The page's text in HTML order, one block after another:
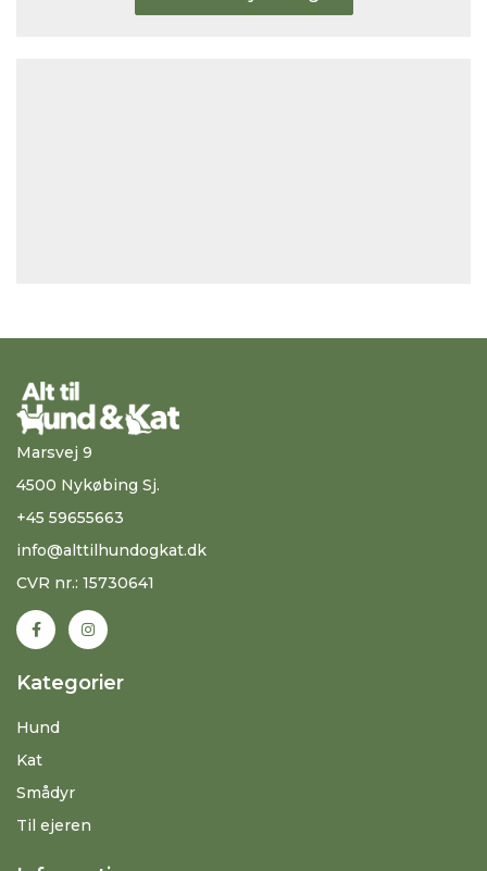
Marsvej 9
4500 Nykøbing Sj.
+45 59655663
info@alttilhundogkat.dk
CVR nr.: 15730641
Kategorier
Hund
Kat
Smådyr
Til ejeren